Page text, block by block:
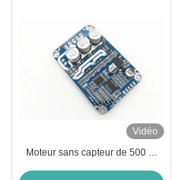
Vidéo
Moteur sans capteur de 500 W